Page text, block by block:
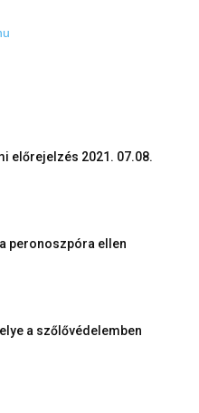
előrejelzés 2021. 07.08.
peronoszpóra ellen
a szőlővédelemben